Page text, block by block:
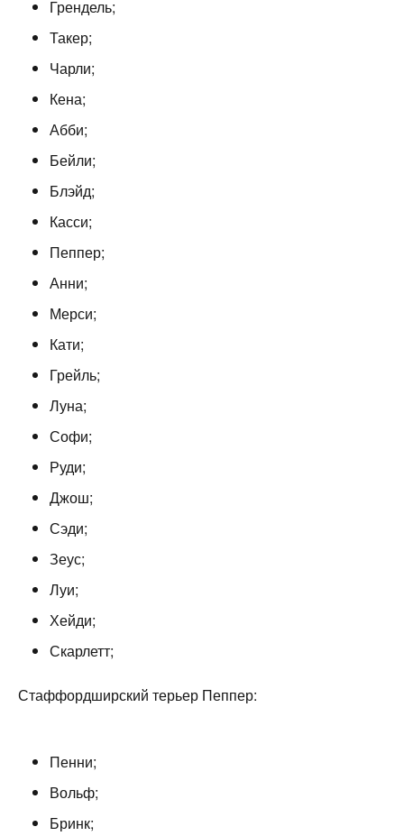
Грендель;
Такер;
Чарли;
Кена;
Абби;
Бейли;
Блэйд;
Касси;
Пеппер;
Анни;
Мерси;
Кати;
Грейль;
Луна;
Софи;
Руди;
Джош;
Сэди;
Зеус;
Луи;
Хейди;
Скарлетт;
Стаффордширский терьер Пеппер:
Пенни;
Вольф;
Бринк;